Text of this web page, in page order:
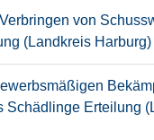
von
(Landkreis Harburg)
Schädlinge Erteilung